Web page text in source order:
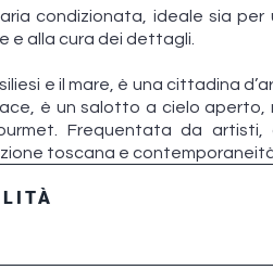
condizionata, ideale sia per
e alla cura dei dettagli.
e il mare, è una cittadina
è un salotto a cielo aperto,
Frequentata da artisti,
toscana e